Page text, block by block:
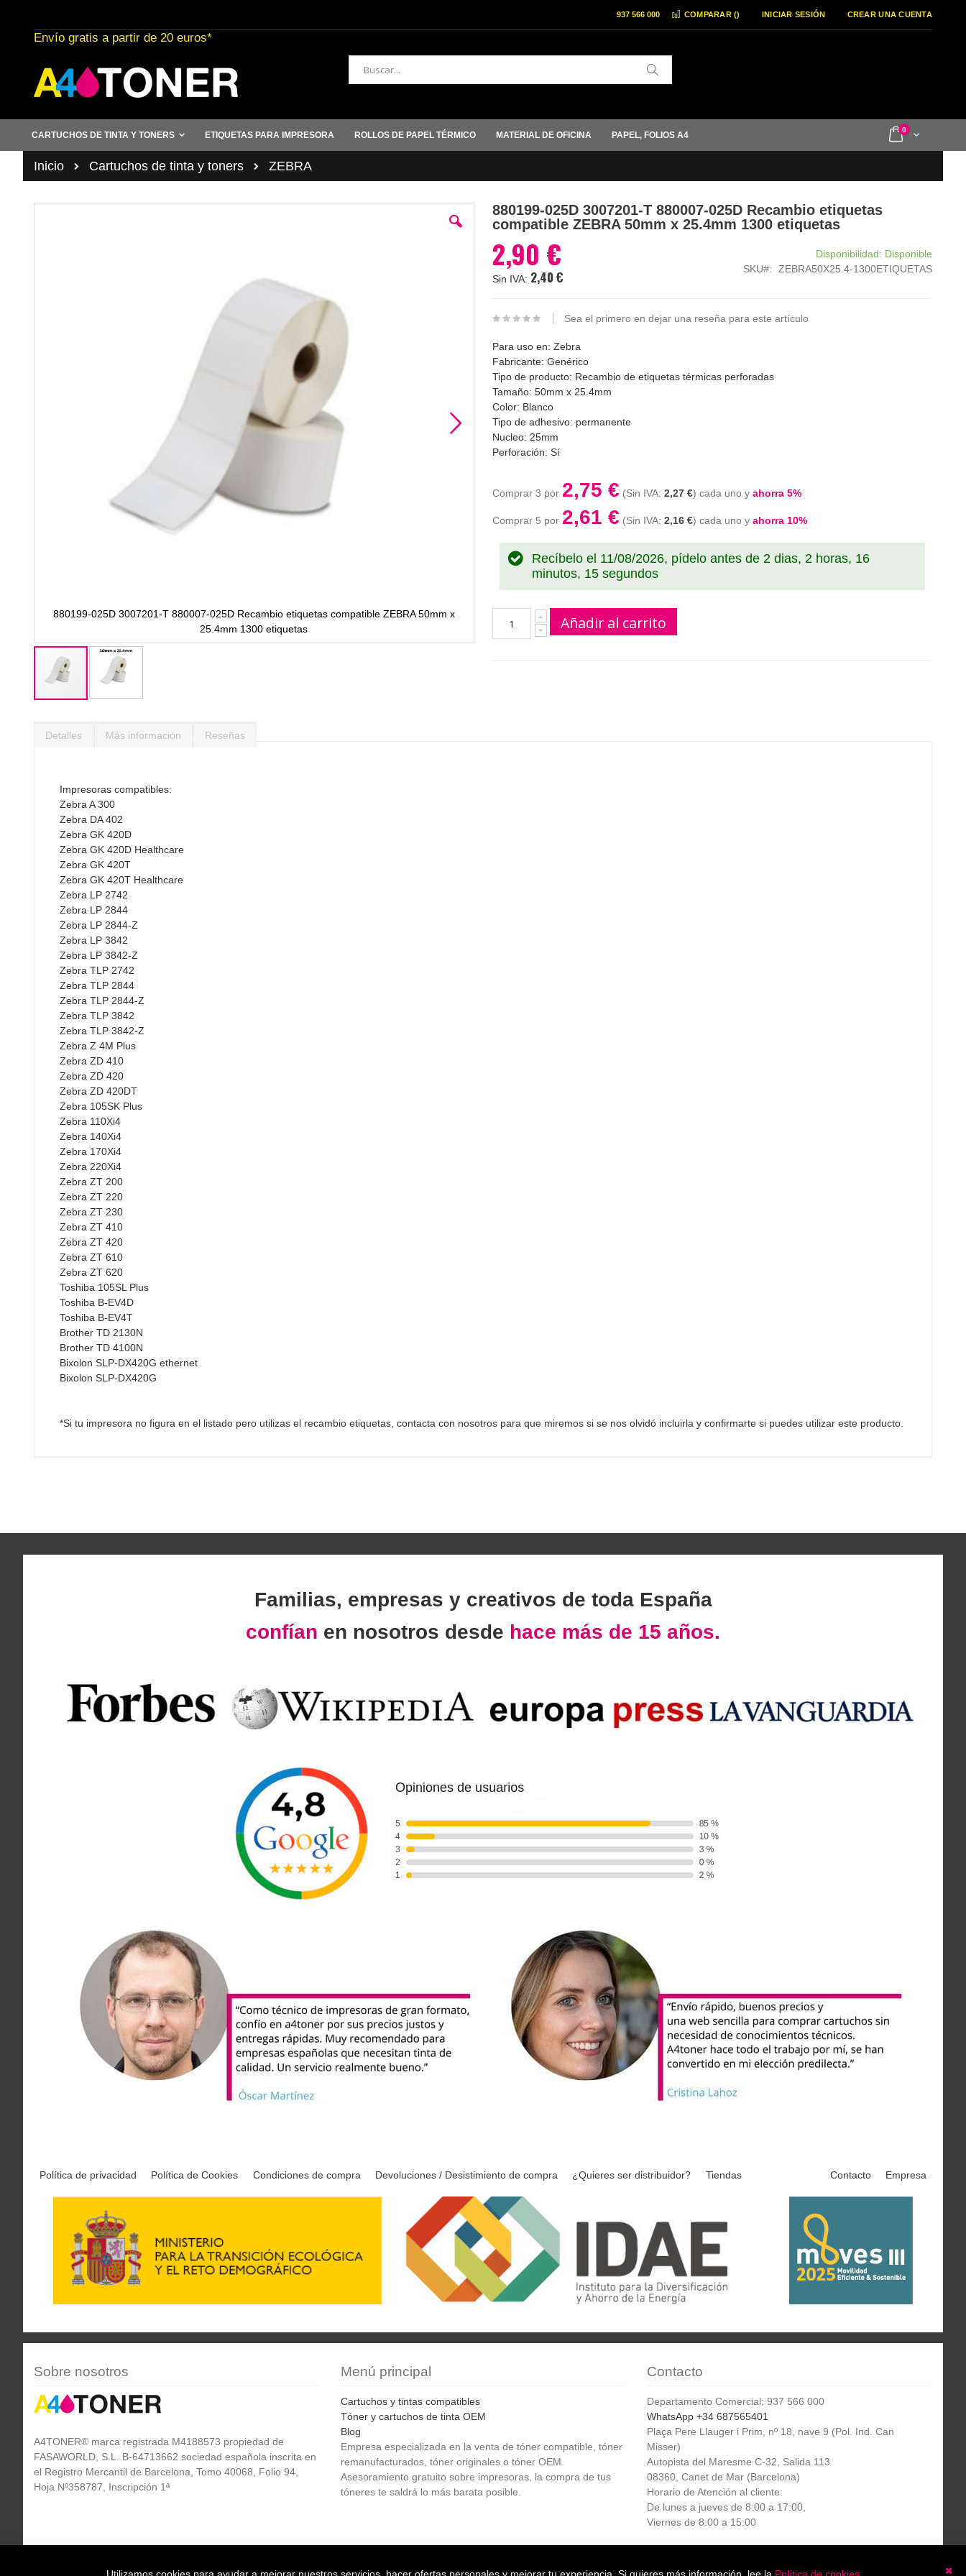
al
contenido
COMPARAR () INICIAR SESIÓN CREAR UNA CUENTA
937 566 000
Envío gratis a partir de 20 euros*
Buscar
Cart
0items
CARTUCHOS DE TINTA Y TONERS ETIQUETAS PARA IMPRESORA ROLLOS DE PAPEL TÉRMICO MATERIAL DE OFICINA PAPEL, FOLIOS A4
Inicio Cartuchos de tinta y toners ZEBRA
880199-025D 3007201-T 880007-025D Recambio etiquetas compatible ZEBRA 50mm x
25.4mm 1300 etiquetas
880199-025D 3007201-T 880007-025D Recambio etiquetas compatible ZEBRA 50mm x
25.4mm 1300 etiquetas
comienzo
galería
imágenes
880199-025D 3007201-T 880007-025D Recambio etiquetas
compatible ZEBRA 50mm x 25.4mm 1300 etiquetas
2,90 €
2,40 €
Disponibilidad: Disponible
SKU
ZEBRA50X25.4-1300ETIQUETAS
Sea el primero en dejar una reseña para este artículo
Para uso en: Zebra
Fabricante: Genérico
Tipo de producto: Recambio de etiquetas térmicas perforadas
Tamaño: 50mm x 25.4mm
Color: Blanco
Tipo de adhesivo: permanente
Nucleo: 25mm
Perforación: Sí
Comprar 3 por 2,75 € 2,27 € cada uno y ahorra 5%
Comprar 5 por 2,61 € 2,16 € cada uno y ahorra 10%
Recíbelo el 11/08/2026, pídelo antes de 2 dias, 2 horas, 16
minutos, 14 segundos
Añadir al carrito
Detalles
Impresoras compatibles:
Zebra A 300
Zebra DA 402
Zebra GK 420D
Zebra GK 420D Healthcare
Zebra GK 420T
Zebra GK 420T Healthcare
Zebra LP 2742
Zebra LP 2844
Zebra LP 2844-Z
Zebra LP 3842
Zebra LP 3842-Z
Zebra TLP 2742
Zebra TLP 2844
Zebra TLP 2844-Z
Zebra TLP 3842
Zebra TLP 3842-Z
Zebra Z 4M Plus
Zebra ZD 410
Zebra ZD 420
Zebra ZD 420DT
Zebra 105SK Plus
Zebra 110Xi4
Zebra 140Xi4
Zebra 170Xi4
Zebra 220Xi4
Zebra ZT 200
Zebra ZT 220
Zebra ZT 230
Zebra ZT 410
Zebra ZT 420
Zebra ZT 610
Zebra ZT 620
Toshiba 105SL Plus
Toshiba B-EV4D
Toshiba B-EV4T
Brother TD 2130N
Brother TD 4100N
Bixolon SLP-DX420G ethernet
Bixolon SLP-DX420G
*Si tu impresora no figura en el listado pero utilizas el recambio etiquetas, contacta con nosotros para que miremos si se nos olvidó incluirla y confirmarte si puedes utilizar este producto.
Más información Reseñas
Familias, empresas y creativos de toda España
confían en nosotros desde hace más de 15 años.
Política de privacidad Política de Cookies Condiciones de compra Devoluciones / Desistimiento de compra ¿Quieres ser distribuidor? Tiendas Contacto Empresa
Sobre nosotros
A4TONER® marca registrada M4188573 propiedad de
FASAWORLD, S.L. B-64713662 sociedad española inscrita en
el Registro Mercantil de Barcelona, Tomo 40068, Folio 94,
Hoja Nº358787, Inscripción 1ª
Menú principal
Cartuchos y tintas compatibles
Tóner y cartuchos de tinta OEM
Blog
Empresa especializada en la venta de tóner compatible, tóner
remanufacturados, tóner originales o tóner OEM.
Asesoramiento gratuito sobre impresoras, la compra de tus
tóneres te saldrá lo más barata posible.
Contacto
Departamento Comercial: 937 566 000
WhatsApp +34 687565401
Plaça Pere Llauger i Prim, nº 18, nave 9 (Pol. Ind. Can
Misser)
Autopista del Maresme C-32, Salida 113
08360, Canet de Mar (Barcelona)
Horario de Atención al cliente:
De lunes a jueves de 8:00 a 17:00,
Viernes de 8:00 a 15:00